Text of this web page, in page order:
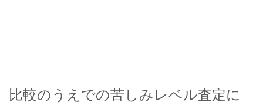
比較のうえでの苦しみレベル査定に